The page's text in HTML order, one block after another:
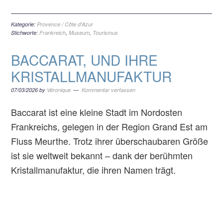
Kategorie:Provence / Côte d'Azur
Stichworte:Frankreich,Museum, Tourismus
BACCARAT, UND IHRE
KRISTALLMANUFAKTUR
07/03/2026 by Véronique Kommentar verfassen
Baccarat ist eine kleine Stadt im Nordosten
Frankreichs, gelegen in der Region Grand Est am
Fluss Meurthe. Trotz ihrer überschaubaren Größe
ist sie weltweit bekannt – dank der berühmten
Kristallmanufaktur, die ihren Namen trägt.